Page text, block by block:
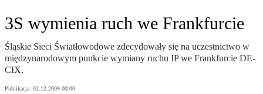
3S wymienia ruch we Frankfurcie
Śląskie Sieci Światłowodowe zdecydowały się na uczestnictwo w
międzynarodowym punkcie wymiany ruchu IP we Frankfurcie DE-
CIX.
Publikacja: 02.12.2009 00:00